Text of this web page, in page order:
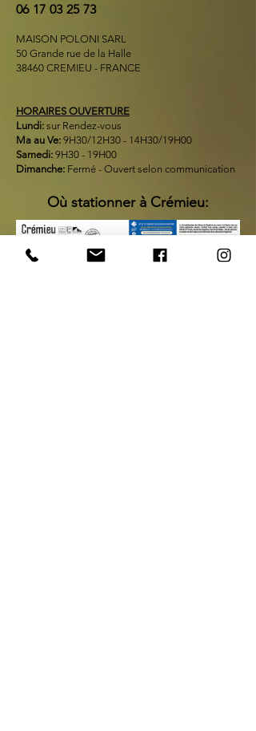
06 17 03 25 73
MAISON POLONI SARL
50 Grande rue de la Halle
38460 CREMIEU - FRANCE
HORAIRES OUVERTURE
Lundi: sur Rendez-vous
Ma au Ve: 9H30/12H30 - 14H30/19H00
Samedi: 9H30 - 19H00
Dimanche: Fermé - Ouvert selon communication
Où stationner à Crémieu: